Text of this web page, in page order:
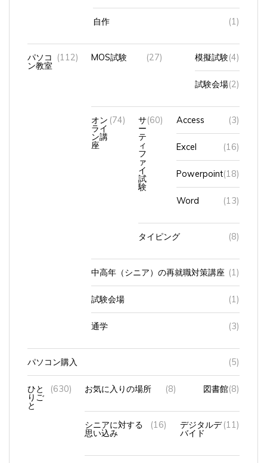
自作 (1)
パソコ
ン教室
(112) MOS試験 (27) 模擬試験(4)
試験会場(2)
オン
ライ
ン講
座
(74) サ
ー
テ
ィ
フ
ァ
イ
試
験
(60) Access (3)
Excel (16)
Powerpoint(18)
Word (13)
タイピング (8)
中高年（シニア）の再就職対策講座 (1)
試験会場 (1)
通学 (3)
パソコン購入 (5)
ひと
りご
と
(630) お気に入りの場所 (8) 図書館(8)
シニアに対する
思い込み
(16) デジタルデ
バイド
(11)